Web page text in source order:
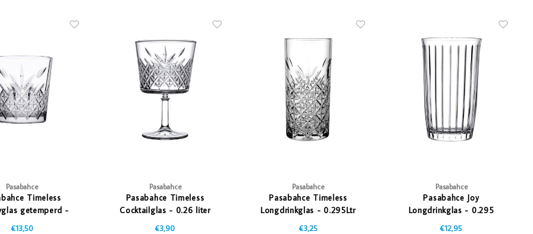
Pasabahce
Timeless
getemperd -
€13,50
Pasabahce
Pasabahce Timeless
Cocktailglas - 0.26 liter
€3,90
Pasabahce
Pasabahce Timeless
Longdrinkglas - 0.295Ltr
€3,25
Pasabahce
Pasabahce Joy
Longdrinkglas - 0.295
€12,95